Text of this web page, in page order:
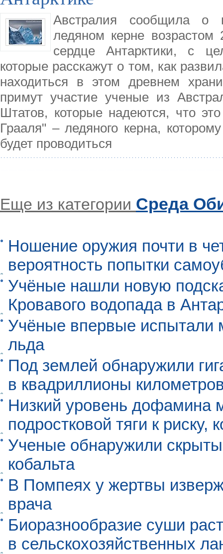
Австралия сообщила о
ледяном керне
сердце Антарктики, с
которые расскажут о том, как
находиться в этом древнем
примут участие ученые из
Штатов, которые надеются, что
Грааля" – ледяного керна,
будет проводиться
Еще из категории Среда
Ношение оружия почти в
вероятность попытки
Учёные нашли новую
Кровавого водопада в
Учёные впервые испытали
льда
Под землей обнаружили
в квадриллионы
Низкий уровень дофамина
подростковой тяги к риску,
Ученые обнаружили
кобальта
В Помпеях у жертвы
врача
Биоразнообразие суши
в сельскохозяйственных